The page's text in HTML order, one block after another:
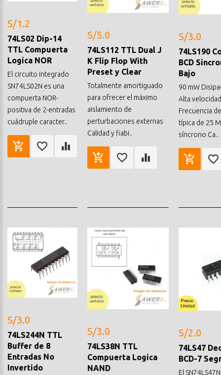
S/1.2
74LS02 Dip-14
TTL Compuerta
Logica NOR
El circuito integrado
SN74LS02N es una
compuerta NOR-
positiva de 2-entradas
cuádruple caracter..
S/5.0
74LS112 TTL Dual J
K Flip Flop With
Preset y Clear
Totalmente amortiguado
para ofrecer el máximo
aislamiento de
perturbaciones externas
Calidad y fiabi..
S/3.0
74LS190
BCD
Bajo
90 mW
Alta
Frecuencia
típica de 25
síncrono Ca..
S/3.0
74LS244N TTL
Buffer de 8
Entradas No
Invertido
S/3.0
74LS38N TTL
Compuerta Logica
NAND
S/2.0
74LS47
BCD-7
El